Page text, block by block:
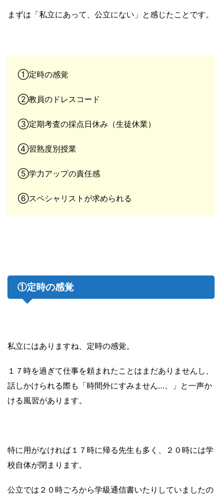
まずは「私立にあって、公立にない」と感じたことです。
①定時の感覚
②教員のドレスコード
③定期考査の採点日休み（生徒休業）
④習熟度別授業
⑤学力アップの責任感
⑥スペシャリストが求められる
①定時の感覚
私立にはありますね、定時の感覚。
１７時を過ぎて仕事を頼まれたことはまだありませんし、
話しかけられる際も「時間外にすみません…、」と一声か
ける風習があります。
特に用がなければ１７時に帰る先生も多く、２０時には学
校自体が閉まります。
公立では２０時ごろから学級通信書いたりしていましたの